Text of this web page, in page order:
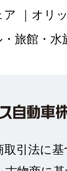
ア
オリ
旅館・
取引法に